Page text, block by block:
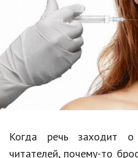
Политика
Образование
В мире
Культура
Авто, мото
Спорт
Когда речь заходит
читателей, почему-то